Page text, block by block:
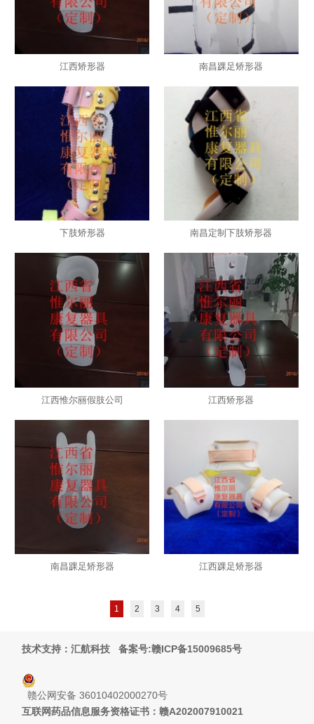
江西矫形器 南昌踝足矫形器
下肢矫形器 南昌定制下肢矫形器
江西惟尔丽假肢公司 江西矫形器
南昌踝足矫形器 江西踝足矫形器
1 2 3 4 5
技术支持：汇航科技备案号:赣ICP备15009685号
赣公网安备 36010402000270号
互联网药品信息服务资格证书：赣A202007910021